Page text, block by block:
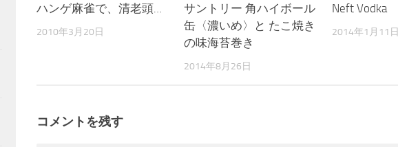
ハンゲ麻雀で、清老頭…
2010年3月20日
サントリー 角ハイボール
缶〈濃いめ〉と たこ焼き
の味海苔巻き
2014年8月26日
Neft Vodka
2014年1月11日
コメントを残す